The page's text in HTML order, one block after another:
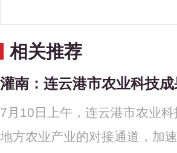
相关推荐
灌南：连云港市农业科技
7月10日上午，连云港市农业
地方农业产业的对接通道，加